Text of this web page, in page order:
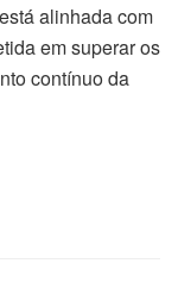
alinhada com
em superar os
contínuo da